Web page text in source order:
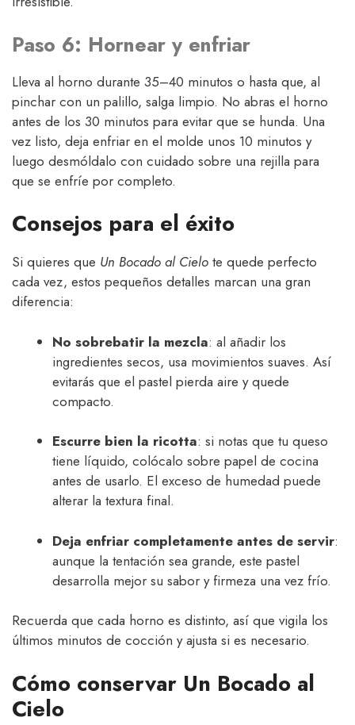
Paso 6: Hornear y enfriar
Lleva al horno durante 35–40 minutos o hasta que, al
pinchar con un palillo, salga limpio. No abras el horno
antes de los 30 minutos para evitar que se hunda. Una
vez listo, deja enfriar en el molde unos 10 minutos y
luego desmóldalo con cuidado sobre una rejilla para
que se enfríe por completo.
Consejos para el éxito
Si quieres que Un Bocado al Cielo te quede perfecto
cada vez, estos pequeños detalles marcan una gran
diferencia:
No sobrebatir la mezcla: al añadir los
ingredientes secos, usa movimientos suaves. Así
evitarás que el pastel pierda aire y quede
compacto.
Escurre bien la ricotta: si notas que tu queso
tiene líquido, colócalo sobre papel de cocina
antes de usarlo. El exceso de humedad puede
alterar la textura final.
Deja enfriar completamente antes de servir:
aunque la tentación sea grande, este pastel
desarrolla mejor su sabor y firmeza una vez frío.
Recuerda que cada horno es distinto, así que vigila los
últimos minutos de cocción y ajusta si es necesario.
Cómo conservar Un Bocado al
Cielo